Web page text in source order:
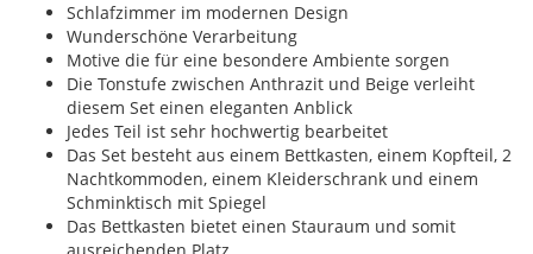
Schlafzimmer im modernen Design
Wunderschöne Verarbeitung
Motive die für eine besondere Ambiente sorgen
Die Tonstufe zwischen Anthrazit und Beige verleiht
diesem Set einen eleganten Anblick
Jedes Teil ist sehr hochwertig bearbeitet
Das Set besteht aus einem Bettkasten, einem Kopfteil, 2
Nachtkommoden, einem Kleiderschrank und einem
Schminktisch mit Spiegel
Das Bettkasten bietet einen Stauraum und somit